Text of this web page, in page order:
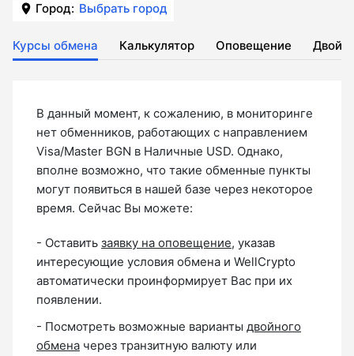
Город: Выбрать город
Курсы обмена Калькулятор Оповещение
В данный момент, к сожалению, в мониторинге
нет обменников, работающих с направлением
Visa/Master BGN в Наличные USD. Однако,
вполне возможно, что такие обменные пункты
могут появиться в нашей базе через некоторое
время. Сейчас Вы можете:
- Оставить заявку на оповещение, указав
интересующие условия обмена и WellCrypto
автоматически проинформирует Вас при их
появлении.
- Посмотреть возможные варианты двойного
обмена через транзитную валюту или